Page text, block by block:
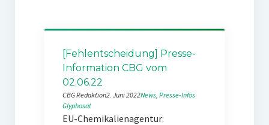
[Fehlentscheidung] Presse-
Information CBG vom
02.06.22
CBG Redaktion2. Juni 2022News, Presse-Infos
Glyphosat
EU-Chemikalienagentur: